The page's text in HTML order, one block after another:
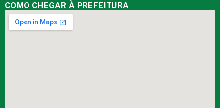
COMO CHEGAR À PREFEITURA